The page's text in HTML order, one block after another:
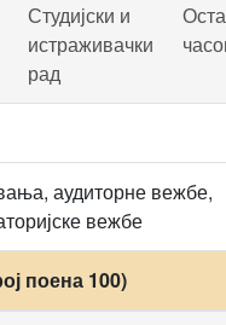
Студијски и
истраживачки
рад
аудиторне вежбе,
вежбе
поена 100)